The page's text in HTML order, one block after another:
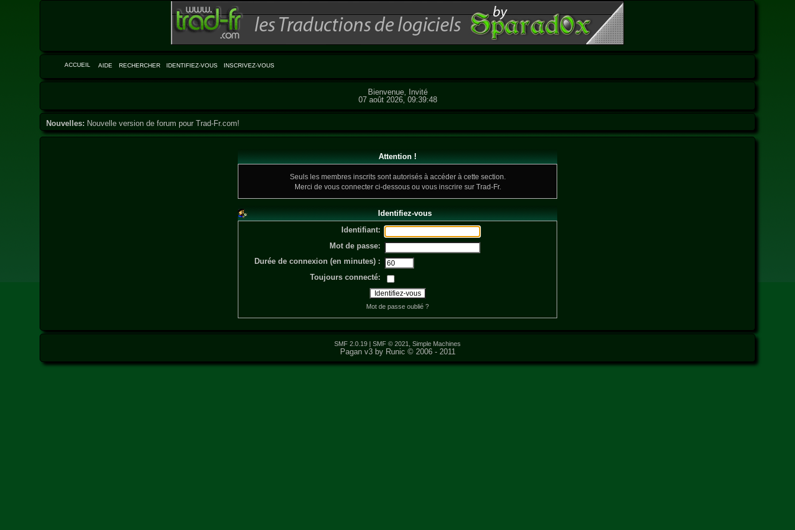
ACCUEIL AIDE RECHERCHER IDENTIFIEZ-VOUS INSCRIVEZ-VOUS
Bienvenue, Invité
07 août 2026, 09:39:48
Nouvelles: Nouvelle version de forum pour Trad-Fr.com!
Attention !
Seuls les membres inscrits sont autorisés à accéder à cette section.
Merci de vous connecter ci-dessous ou vous inscrire sur Trad-Fr.
Identifiez-vous
Identifiant:
Mot de passe:
Durée de connexion (en minutes) :
Toujours connecté:
Mot de passe oublié ?
SMF 2.0.19 | SMF © 2021 Simple Machines
Pagan v3 by Runic © 2006 - 2011